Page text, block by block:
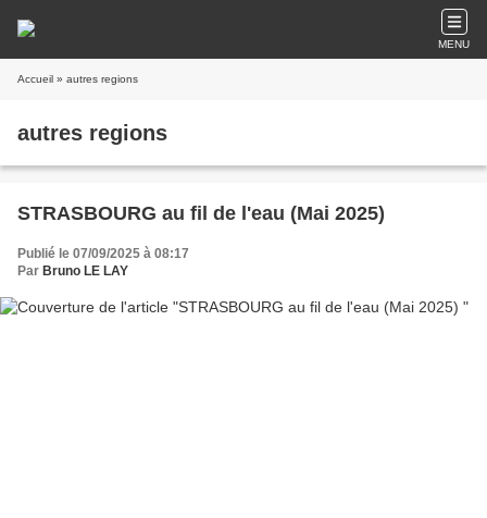
MENU
Accueil » autres regions
autres regions
STRASBOURG au fil de l'eau (Mai 2025)
Publié le 07/09/2025 à 08:17
Par Bruno LE LAY